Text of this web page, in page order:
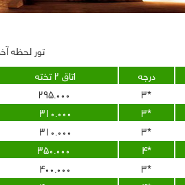
تور لحظه
درجه اتاق 2 تخته
*3
*3
310.000
*3
310.000
*4
*3
400.000